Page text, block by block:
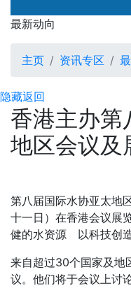
最新动向
最新动向
主页 资讯专区
隐藏返回
香港主办第
地区会议及
第八届国际水协亚太地
十一日）在香港会议展
健的水资源 以科技创造
来自超过30个国家及地
议。他们将于会议上讨